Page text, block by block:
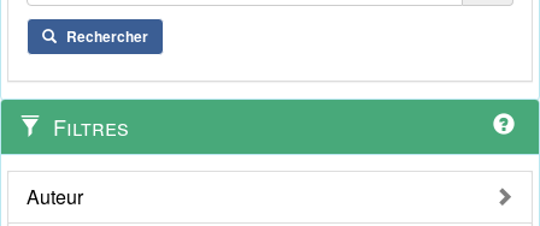
Rechercher
Filtres
Auteur